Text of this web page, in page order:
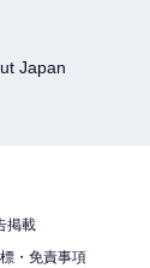
の厚生年金
短時間労働
保険料の負
入すること
Japan
掲載
・免責事項